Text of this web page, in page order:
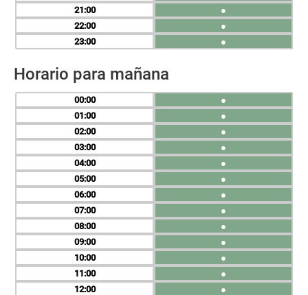
21
22
23
●
●
●
Horario para mañana
00
01
02
03
04
05
06
07
08
09
10
11
12
●
●
●
●
●
●
●
●
●
●
●
●
●